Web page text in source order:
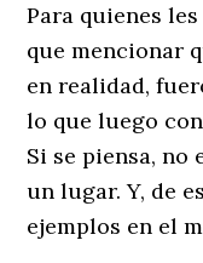
Para quienes
que mencionar
en realidad,
lo que luego
Si se piensa, no
un lugar. Y, de
ejemplos en el